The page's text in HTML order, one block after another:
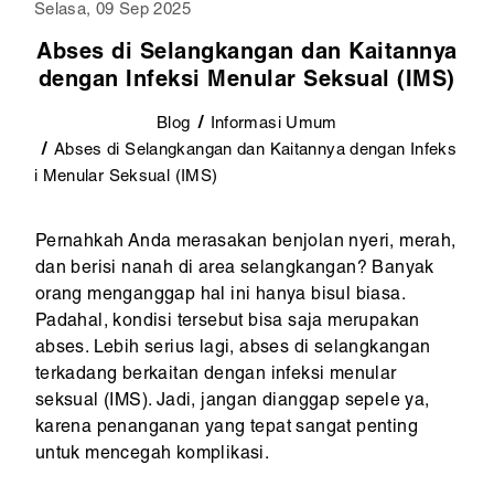
Selasa, 09 Sep 2025
Abses di Selangkangan dan Kaitannya
dengan Infeksi Menular Seksual (IMS)
Blog
Informasi Umum
Abses di Selangkangan dan Kaitannya dengan Infeks
i Menular Seksual (IMS)
Pernahkah Anda merasakan benjolan nyeri, merah,
dan berisi nanah di area selangkangan? Banyak
orang menganggap hal ini hanya bisul biasa.
Padahal, kondisi tersebut bisa saja merupakan
abses. Lebih serius lagi, abses di selangkangan
terkadang berkaitan dengan infeksi menular
seksual (IMS). Jadi, jangan dianggap sepele ya,
karena penanganan yang tepat sangat penting
untuk mencegah komplikasi.